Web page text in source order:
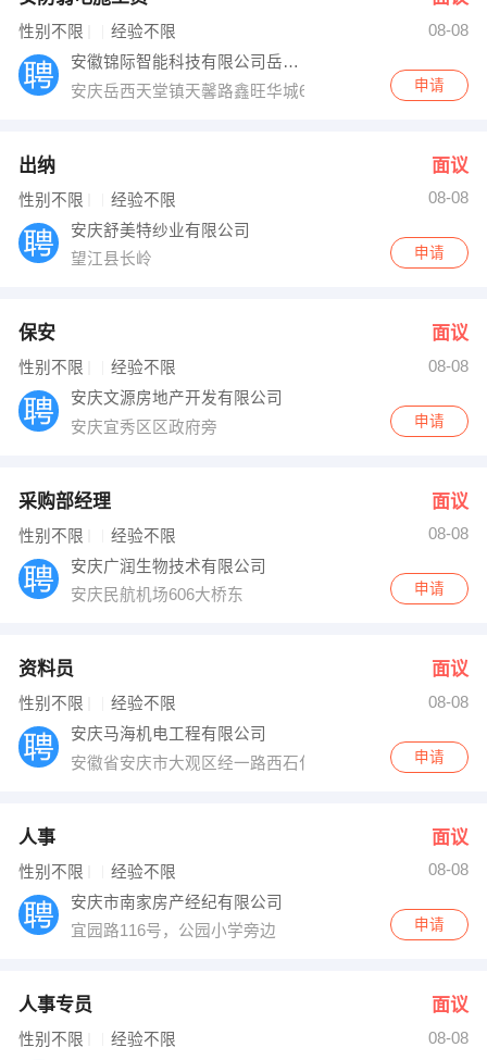
性别不限 经验不限
08-08
安徽锦际智能科技有限公司岳西分公司
安庆岳西天堂镇天馨路鑫旺华城6栋402室
申请
出纳 面议
性别不限 经验不限
08-08
安庆舒美特纱业有限公司
望江县长岭
申请
保安 面议
性别不限 经验不限
08-08
安庆文源房地产开发有限公司
安庆宜秀区区政府旁
申请
采购部经理 面议
性别不限 经验不限
08-08
安庆广润生物技术有限公司
安庆民航机场606大桥东
申请
资料员 面议
性别不限 经验不限
08-08
安庆马海机电工程有限公司
安徽省安庆市大观区经一路西石化总厂生服办公楼406室
申请
人事 面议
性别不限 经验不限
08-08
安庆市南家房产经纪有限公司
宜园路116号，公园小学旁边
申请
人事专员 面议
性别不限 经验不限
08-08